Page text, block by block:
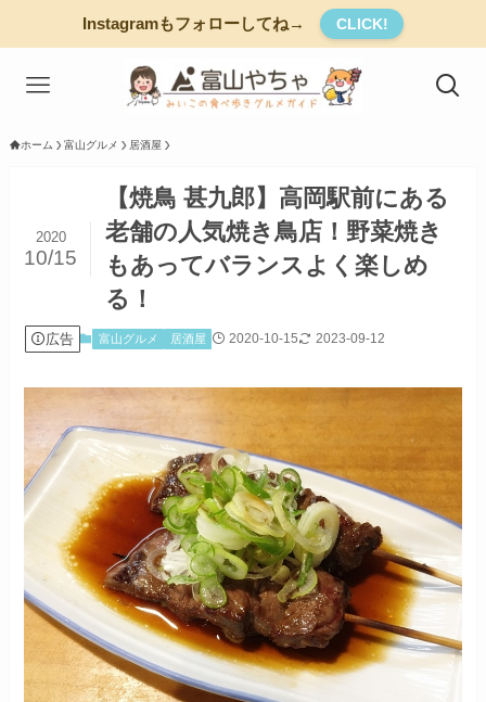
Instagramもフォローしてね→ CLICK!
ホーム 富山グルメ 居酒屋
【焼鳥 甚九郎】高岡駅前にある
老舗の人気焼き鳥店！野菜焼き
もあってバランスよく楽しめ
る！
2020
10/15
広告 富山グルメ 居酒屋 2020-10-15 2023-09-12